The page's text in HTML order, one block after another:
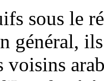
sous le
général,